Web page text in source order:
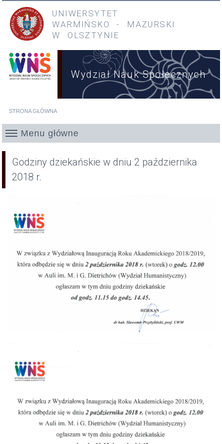
Przejdź do treści
Przejdź do menu głównego
UNIWERSYTET
WARMIŃSKO
- MAZURSKI
W OLSZTYNIE
Wydział Nauk Społecznych
STRONA GŁÓWNA
Menu główne
Godziny dziekańskie w dniu 2 października
2018 r.